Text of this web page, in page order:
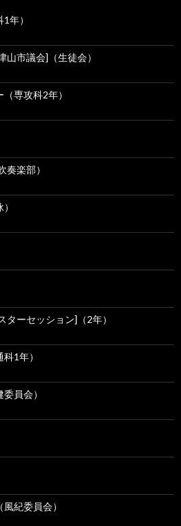
年）
市議会]（生徒会）
専攻科2年）
楽部）
ーセッション]（2年）
1年）
員会）
紀委員会）